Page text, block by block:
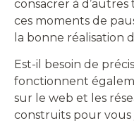
consacrer à
ces moments de
la bonne réalisation
Est-il besoin de
fonctionnent
sur le web et les
construits pour vous